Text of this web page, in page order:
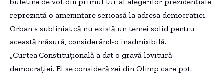
reprezintă o amenințare serioasă la adresa democrației.
Orban a subliniat că nu există un temei solid pentru
această măsură, considerând-o inadmisibilă.
„Curtea Constituțională a dat o gravă lovitură
democrației. Ei se consideră zei din Olimp care pot